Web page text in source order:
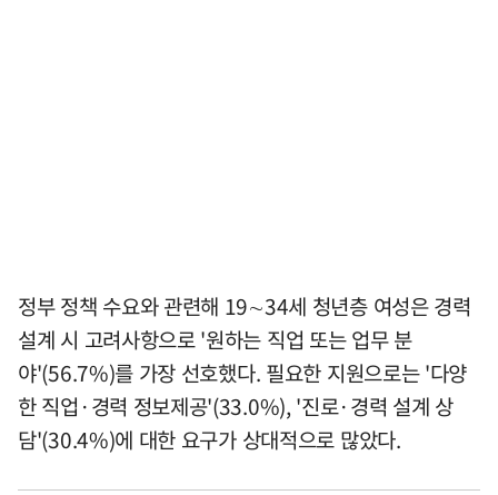
정부 정책 수요와 관련해 19∼34세 청년층 여성은 경력
설계 시 고려사항으로 '원하는 직업 또는 업무 분
야'(56.7%)를 가장 선호했다. 필요한 지원으로는 '다양
한 직업·경력 정보제공'(33.0%), '진로·경력 설계 상
담'(30.4%)에 대한 요구가 상대적으로 많았다.